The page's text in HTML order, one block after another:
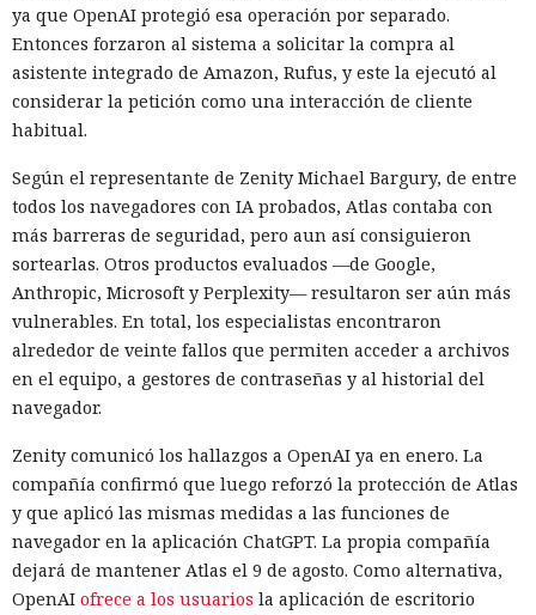
ya que OpenAI protegió esa operación por separado.
Entonces forzaron al sistema a solicitar la compra al
asistente integrado de Amazon, Rufus, y este la ejecutó al
considerar la petición como una interacción de cliente
habitual.
Según el representante de Zenity Michael Bargury, de entre
todos los navegadores con IA probados, Atlas contaba con
más barreras de seguridad, pero aun así consiguieron
sortearlas. Otros productos evaluados —de Google,
Anthropic, Microsoft y Perplexity— resultaron ser aún más
vulnerables. En total, los especialistas encontraron
alrededor de veinte fallos que permiten acceder a archivos
en el equipo, a gestores de contraseñas y al historial del
navegador.
Zenity comunicó los hallazgos a OpenAI ya en enero. La
compañía confirmó que luego reforzó la protección de Atlas
y que aplicó las mismas medidas a las funciones de
navegador en la aplicación ChatGPT. La propia compañía
dejará de mantener Atlas el 9 de agosto. Como alternativa,
OpenAI ofrece a los usuarios la aplicación de escritorio